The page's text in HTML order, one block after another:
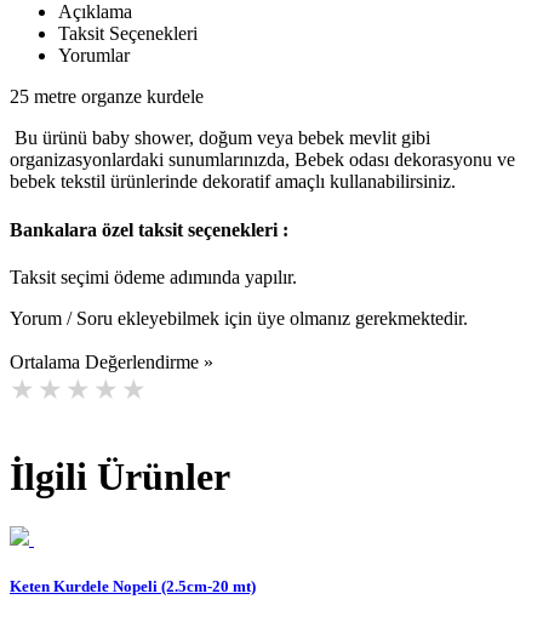
Açıklama
Taksit Seçenekleri
Yorumlar
25 metre organze kurdele
Bu ürünü baby shower, doğum veya bebek mevlit gibi
organizasyonlardaki sunumlarınızda, Bebek odası dekorasyonu ve
bebek tekstil ürünlerinde dekoratif amaçlı kullanabilirsiniz.
Bankalara özel taksit seçenekleri :
Taksit seçimi ödeme adımında yapılır.
Yorum / Soru ekleyebilmek için üye olmanız gerekmektedir.
Ortalama Değerlendirme »
İlgili Ürünler
Keten Kurdele Nopeli (2.5cm-20 mt)